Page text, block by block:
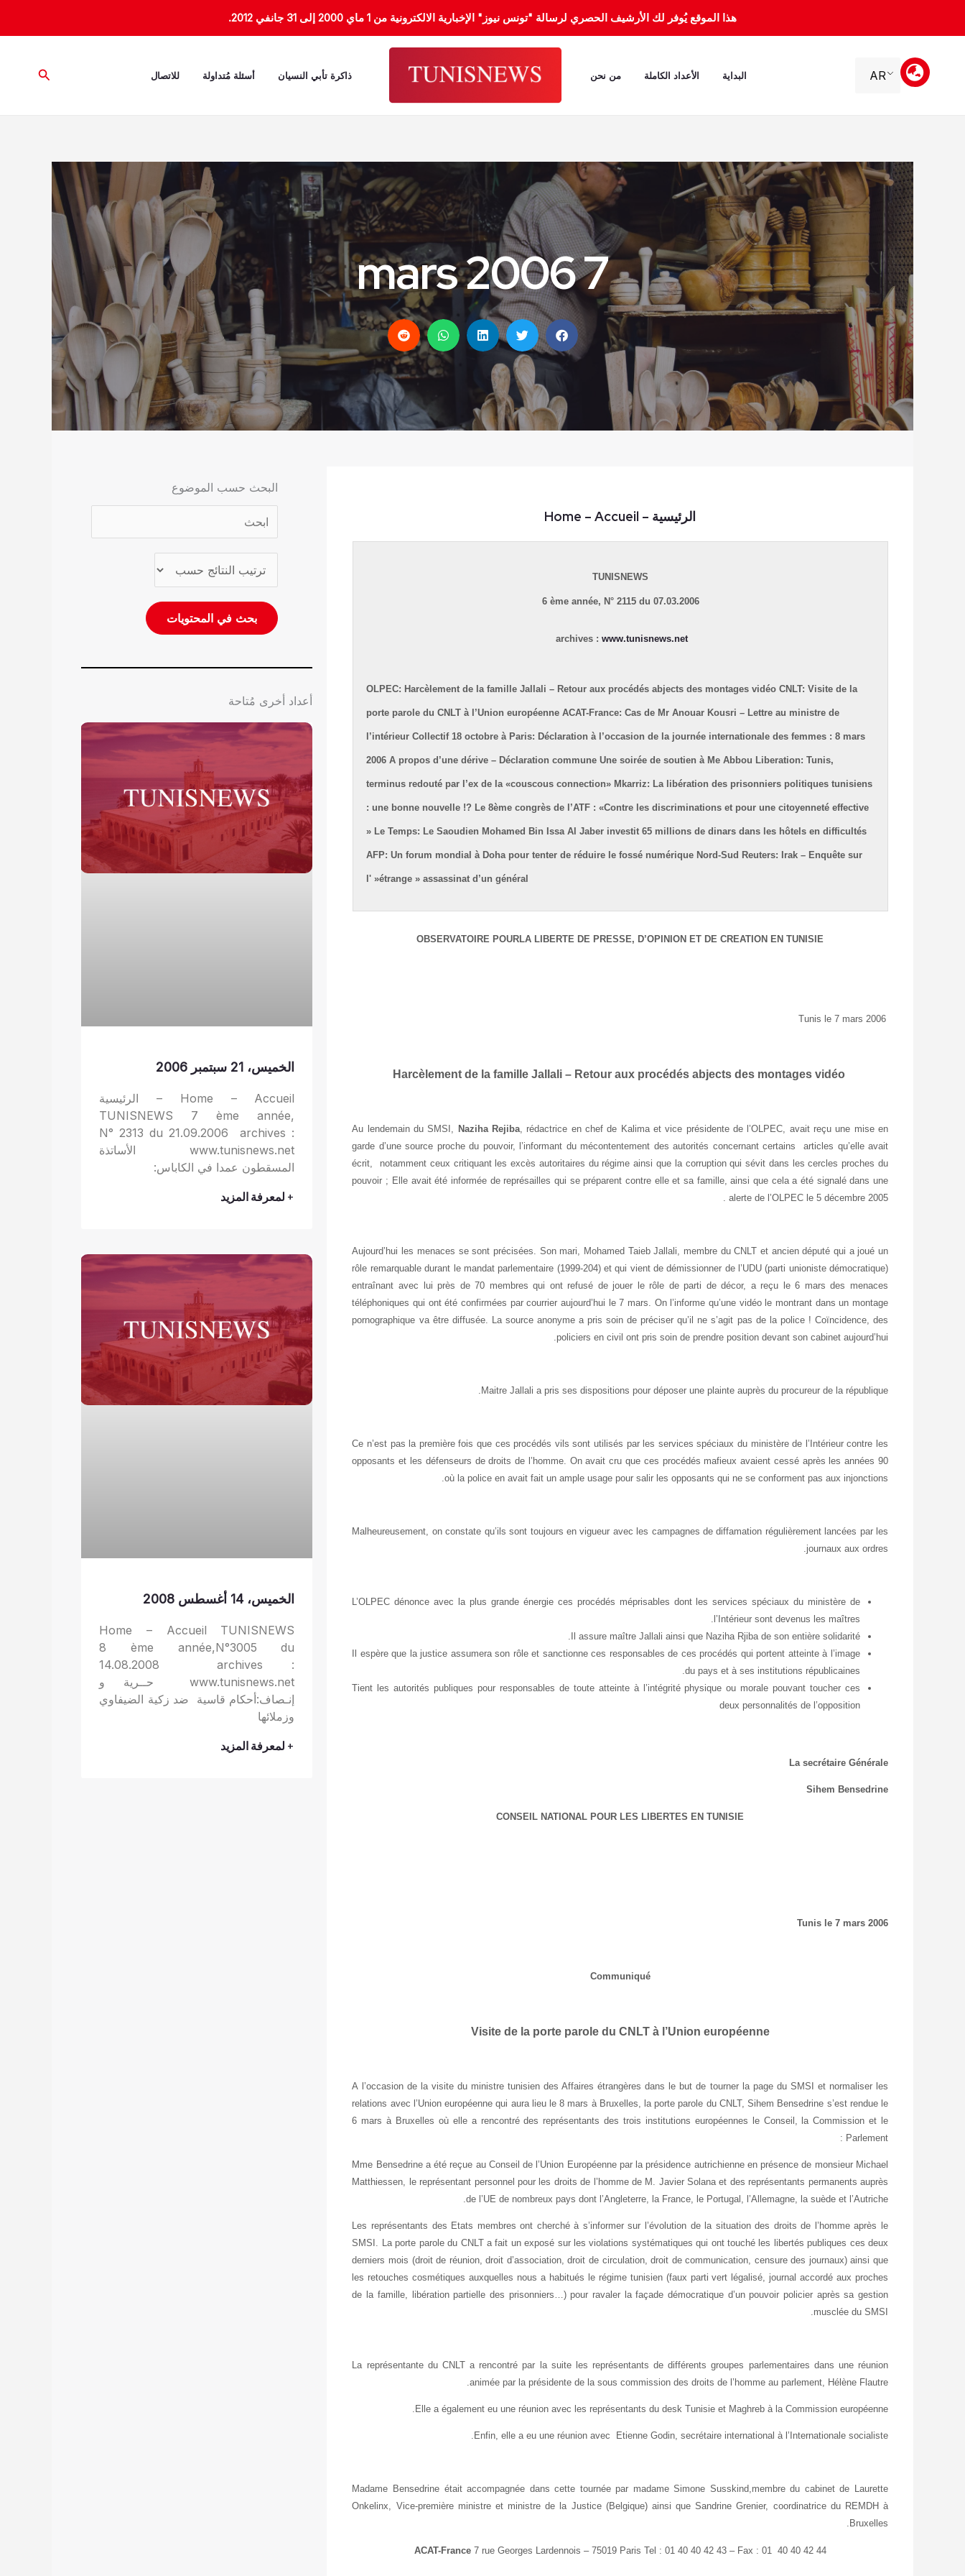
هذا الموقع يُوفر لك الأرشيف الحصري لرسالة "تونس نيوز" الإخبارية الالكترونية من 1 ماي 2000 إلى 31 جانفي 2012.
AR البداية الأعداد الكاملة من نحن ذاكرة تأبي النسيان أسئلة مُتداولة للاتصال البحث
7 mars 2006
Home – Accueil – الرئيسية
TUNISNEWS
6 ème année, N° 2115 du 07.03.2006
archives : www.tunisnews.net
OLPEC: Harcèlement de la famille Jallali – Retour aux procédés abjects des montages vidéo CNLT: Visite de la
porte parole du CNLT à l’Union européenne ACAT-France: Cas de Mr Anouar Kousri – Lettre au ministre de
l’intérieur Collectif 18 octobre à Paris: Déclaration à l’occasion de la journée internationale des femmes : 8 mars
2006 A propos d’une dérive – Déclaration commune Une soirée de soutien à Me Abbou Liberation: Tunis,
terminus redouté par l’ex de la «couscous connection» Mkarriz: La libération des prisonniers politiques tunisiens
: une bonne nouvelle !? Le 8ème congrès de l’ATF : «Contre les discriminations et pour une citoyenneté effective
» Le Temps: Le Saoudien Mohamed Bin Issa Al Jaber investit 65 millions de dinars dans les hôtels en difficultés
AFP: Un forum mondial à Doha pour tenter de réduire le fossé numérique Nord-Sud Reuters: Irak – Enquête sur
l' »étrange » assassinat d’un général
OBSERVATOIRE POUR LA LIBERTE DE PRESSE, D’OPINION ET DE CREATION EN TUNISIE
Tunis le 7 mars 2006
Harcèlement de la famille Jallali – Retour aux procédés abjects des montages vidéo
Au lendemain du SMSI, Naziha Rejiba , rédactrice en chef de Kalima et vice présidente de l’OLPEC, avait reçu une mise en
garde d’une source proche du pouvoir, l’informant du mécontentement des autorités concernant certains articles qu’elle avait
écrit, notamment ceux critiquant les excès autoritaires du régime ainsi que la corruption qui sévit dans les cercles proches du
pouvoir ; Elle avait été informée de représailles qui se préparent contre elle et sa famille, ainsi que cela a été signalé dans une
alerte de l’OLPEC le 5 décembre 2005 .
Aujourd’hui les menaces se sont précisées. Son mari, Mohamed Taieb Jallali, membre du CNLT et ancien député qui a joué un
rôle remarquable durant le mandat parlementaire (1999-204) et qui vient de démissionner de l’UDU (parti unioniste démocratique)
entraînant avec lui près de 70 membres qui ont refusé de jouer le rôle de parti de décor, a reçu le 6 mars des menaces
téléphoniques qui ont été confirmées par courrier aujourd’hui le 7 mars. On l’informe qu’une vidéo le montrant dans un montage
pornographique va être diffusée. La source anonyme a pris soin de préciser qu’il ne s’agit pas de la police ! Coïncidence, des
policiers en civil ont pris soin de prendre position devant son cabinet aujourd’hui.
Maitre Jallali a pris ses dispositions pour déposer une plainte auprès du procureur de la république.
Ce n’est pas la première fois que ces procédés vils sont utilisés par les services spéciaux du ministère de l’Intérieur contre les
opposants et les défenseurs de droits de l’homme. On avait cru que ces procédés mafieux avaient cessé après les années 90
où la police en avait fait un ample usage pour salir les opposants qui ne se conforment pas aux injonctions.
Malheureusement, on constate qu’ils sont toujours en vigueur avec les campagnes de diffamation régulièrement lancées par les
journaux aux ordres.
L’OLPEC dénonce avec la plus grande énergie ces procédés méprisables dont les services spéciaux du ministère de
l’Intérieur sont devenus les maîtres.
Il assure maître Jallali ainsi que Naziha Rjiba de son entière solidarité.
Il espère que la justice assumera son rôle et sanctionne ces responsables de ces procédés qui portent atteinte à l’image
du pays et à ses institutions républicaines.
Tient les autorités publiques pour responsables de toute atteinte à l’intégrité physique ou morale pouvant toucher ces
deux personnalités de l’opposition
La secrétaire Générale
Sihem Bensedrine
CONSEIL NATIONAL POUR LES LIBERTES EN TUNISIE
Tunis le 7 mars 2006
Communiqué
Visite de la porte parole du CNLT à l’Union européenne
A l’occasion de la visite du ministre tunisien des Affaires étrangères dans le but de tourner la page du SMSI et normaliser les
relations avec l’Union européenne qui aura lieu le 8 mars à Bruxelles, la porte parole du CNLT, Sihem Bensedrine s’est rendue le
6 mars à Bruxelles où elle a rencontré des représentants des trois institutions européennes le Conseil, la Commission et le
Parlement :
Mme Bensedrine a été reçue au Conseil de l’Union Européenne par la présidence autrichienne en présence de monsieur Michael
Matthiessen, le représentant personnel pour les droits de l’homme de M. Javier Solana et des représentants permanents auprès
de l’UE de nombreux pays dont l’Angleterre, la France, le Portugal, l’Allemagne, la suède et l’Autriche.
Les représentants des Etats membres ont cherché à s’informer sur l’évolution de la situation des droits de l’homme après le
SMSI. La porte parole du CNLT a fait un exposé sur les violations systématiques qui ont touché les libertés publiques ces deux
derniers mois (droit de réunion, droit d’association, droit de circulation, droit de communication, censure des journaux) ainsi que
les retouches cosmétiques auxquelles nous a habitués le régime tunisien (faux parti vert légalisé, journal accordé aux proches
de la famille, libération partielle des prisonniers…) pour ravaler la façade démocratique d’un pouvoir policier après sa gestion
musclée du SMSI.
La représentante du CNLT a rencontré par la suite les représentants de différents groupes parlementaires dans une réunion
animée par la présidente de la sous commission des droits de l’homme au parlement, Hélène Flautre.
Elle a également eu une réunion avec les représentants du desk Tunisie et Maghreb à la Commission européenne.
Enfin, elle a eu une réunion avec Etienne Godin, secrétaire international à l’Internationale socialiste.
Madame Bensedrine était accompagnée dans cette tournée par madame Simone Susskind,membre du cabinet de Laurette
Onkelinx, Vice-première ministre et ministre de la Justice (Belgique) ainsi que Sandrine Grenier, coordinatrice du REMDH à
Bruxelles.
ACAT-France 7 rue Georges Lardennois – 75019 Paris Tel : 01 40 40 42 43 – Fax : 01 40 40 42 44
البحث حسب الموضوع
أعداد أخرى مُتاحة
الخميس، 21 سبتمبر 2006
Home – Accueil – الرئيسية
TUNISNEWS 7 ème année,
N° 2313 du 21.09.2006 archives :
www.tunisnews.net الأساتذة
المسقطون عمدا في الكاباس:
+ لمعرفة المزيد
الخميس، 14 أغسطس 2008
Home – Accueil TUNISNEWS
8 ème année,N°3005 du
14.08.2008 archives :
www.tunisnews.net حــرية و
إنـصاف:أحكام قاسية ضد زكية الضيفاوي
وزملائها
+ لمعرفة المزيد